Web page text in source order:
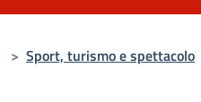
> Sport, turismo e spettacolo